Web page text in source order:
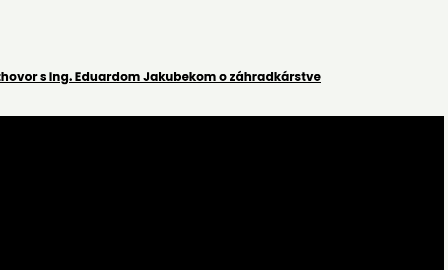
s Ing. Eduardom Jakubekom o záhradkárstve